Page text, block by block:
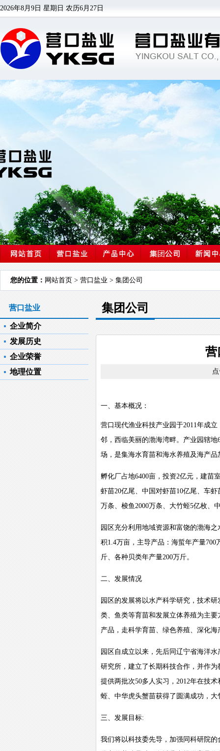
2026年8月9日 星期日 农历6月27日
您的位置： 网站首页 > 营口盐业 > 集团公司
营口盐业
企业简介
发展历史
企业荣誉
地理位置
集团公司
营
一、基本概况：
营口现代渔业科技产业园于2011年成立
邻，西临美丽的渤海湾畔。产业园辖地
场，是集海水育苗和海水养殖及海产
孵化厂占地6400亩，投资2亿元，建苗
虾苗20亿尾、中国对虾苗10亿尾、车虾
万条、梭鱼2000万条、大竹蛭5亿枚、
园区充分利用地域资源和富饶的渤海
积1.4万亩，主导产品：海蜇年产量700
斤、各种贝类年产量200万斤。
二、发展情况
园区的发展将以水产科学研究，技术
类、鱼类等育苗和发展立体养殖为主
产品，走科学育苗、绿色养殖、深化
园区自成立以来，先后同辽宁省海洋
研究所，建立了长期科技合作，并作
提供两批次50多人实习， 2012年在技术
蛭、中华虎头蟹苗获得了圆满成功，
三、发展目标:
我们将以科技委先导，加强同科研院